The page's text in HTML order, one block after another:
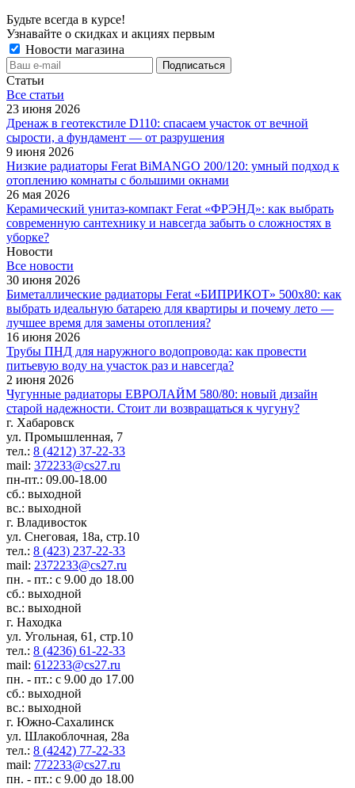
Будьте всегда в курсе!
Узнавайте о скидках и акциях первым
Новости магазина
Статьи
Все cтатьи
23 июня 2026
Дренаж в геотекстиле D110: спасаем участок от вечной
сырости, а фундамент — от разрушения
9 июня 2026
Низкие радиаторы Ferat BiMANGO 200/120: умный подход к
отоплению комнаты с большими окнами
26 мая 2026
Керамический унитаз-компакт Ferat «ФРЭНД»: как выбрать
современную сантехнику и навсегда забыть о сложностях в
уборке?
Новости
Все новости
30 июня 2026
Биметаллические радиаторы Ferat «БИПРИКОТ» 500x80: как
выбрать идеальную батарею для квартиры и почему лето —
лучшее время для замены отопления?
16 июня 2026
Трубы ПНД для наружного водопровода: как провести
питьевую воду на участок раз и навсегда?
2 июня 2026
Чугунные радиаторы ЕВРОЛАЙМ 580/80: новый дизайн
старой надежности. Стоит ли возвращаться к чугуну?
г. Хабаровск
ул. Промышленная, 7
тел.: 8 (4212) 37-22-33
mail: 372233@cs27.ru
пн-пт.: 09.00-18.00
сб.: выходной
вс.: выходной
г. Владивосток
ул. Снеговая, 18а, стр.10
тел.: 8 (423) 237-22-33
mail: 2372233@cs27.ru
пн. - пт.: с 9.00 до 18.00
сб.: выходной
вс.: выходной
г. Находка
ул. Угольная, 61, стр.10
тел.: 8 (4236) 61-22-33
mail: 612233@cs27.ru
пн. - пт.: с 9.00 до 17.00
сб.: выходной
вс.: выходной
г. Южно-Сахалинск
ул. Шлакоблочная, 28а
тел.: 8 (4242) 77-22-33
mail: 772233@cs27.ru
пн. - пт.: с 9.00 до 18.00